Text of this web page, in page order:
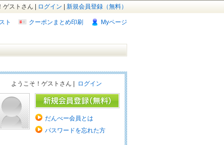
新規会員登録（無料）
ログイン
ゲストさん |
Myページ
クーポンまとめ印刷
ト
ようこそ！ゲストさん | ログイン
だんべー会員とは
パスワードを忘れた方